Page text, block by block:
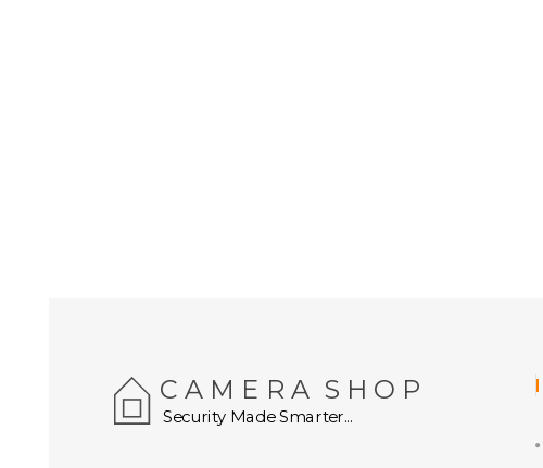
C A M E R A S H O P
Security Made Smarter...